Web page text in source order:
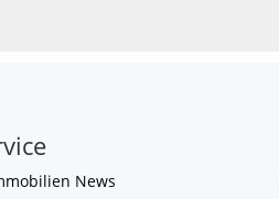
News